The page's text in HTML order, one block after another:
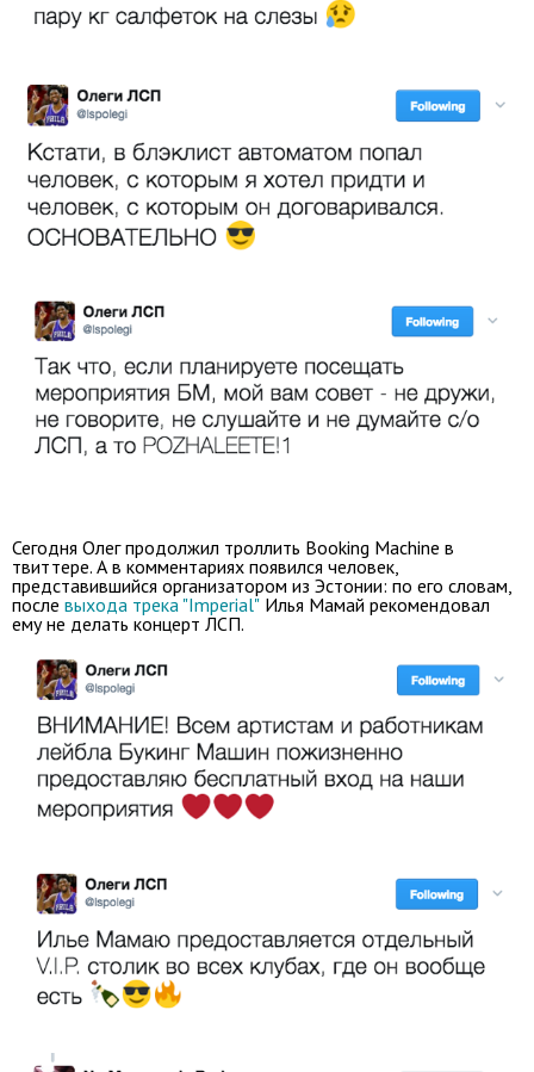
Сегодня Олег продолжил троллить Booking Machine в
твиттере. А в комментариях появился человек,
прeдставившийся организатором из Эстонии: по его словам,
после выхода трека "Imperial" Илья Мамай рекомендовал
ему не делать концерт ЛСП.